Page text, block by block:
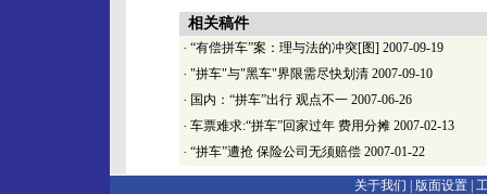
相关稿件
· “有偿拼车”案：理与法的冲突[图] 2007-09-19
· "拼车"与"黑车"界限需尽快划清 2007-09-10
· 国内：“拼车”出行 观点不一 2007-06-26
· 车票难求:“拼车”回家过年 费用分摊 2007-02-13
· “拼车”遭抢 保险公司无须赔偿 2007-01-22
关于我们 | 版面设置